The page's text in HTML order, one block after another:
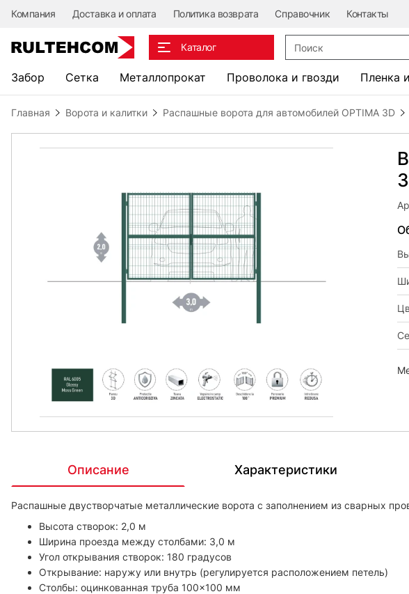
Компания Доставка и оплата Политика возврата Справочник Контакты
Каталог
Забор Сетка Металлопрокат Проволока и гвозди Пленка
Главная Ворота и калитки Распашные ворота для автомобилей OPTIMA 3D
Описание Характеристики
Распашные двустворчатые металлические ворота с заполнением из сварных
Высота створок: 2,0 м
Ширина проезда между столбами: 3,0 м
Угол открывания створок: 180 градусов
Открывание: наружу или внутрь (регулируется расположением петель)
Столбы: оцинкованная труба 100×100 мм